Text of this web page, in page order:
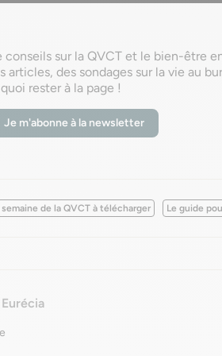
conseils sur la QVCT et le bien-être
des sondages sur la vie au
rester à la page !
Je m'abonne à la newsletter
de la QVCT à télécharger Le guide